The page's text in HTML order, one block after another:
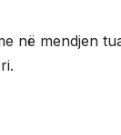
në mendjen